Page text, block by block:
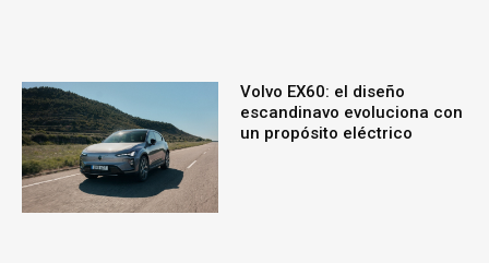
Volvo EX60: el diseño
escandinavo evoluciona con
un propósito eléctrico